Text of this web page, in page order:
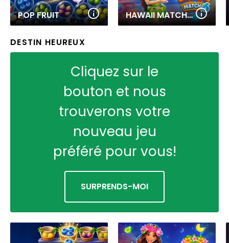
POP FRUIT HAWAII MATCH 6
DESTIN HEUREUX
Cliquez sur le
bouton et nous
trouverons votre
nouveau jeu
préféré pour vous!
SURPRENDS-MOI